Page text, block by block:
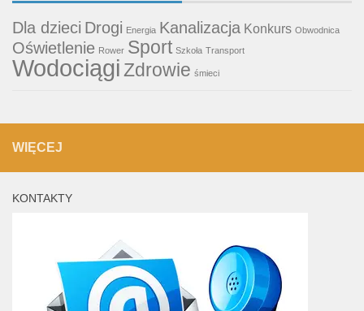
Dla dzieci Drogi Energia Kanalizacja Konkurs Obwodnica
Oświetlenie Rower Sport Szkoła Transport
WodociągiZdrowie śmieci
WIĘCEJ
KONTAKTY